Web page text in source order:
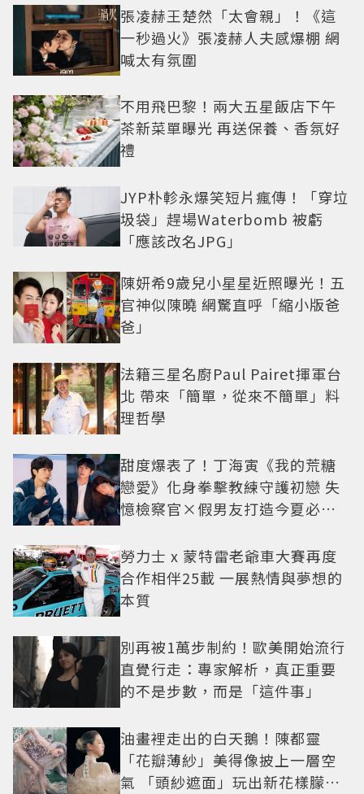
張凌赫王楚然「太會親」！《這
一秒過火》張凌赫人夫感爆棚 網
喊太有氛圍
不用飛巴黎！兩大五星飯店下午
茶新菜單曝光 再送保養、香氛好
禮
JYP朴軫永爆笑短片瘋傳！「穿垃
圾袋」趕場Waterbomb 被虧
「應該改名JPG」
陳妍希9歲兒小星星近照曝光！五
官神似陳曉 網驚直呼「縮小版爸
爸」
法籍三星名廚Paul Pairet揮軍台
北 帶來「簡單，從來不簡單」料
理哲學
甜度爆表了！丁海寅《我的荒糖
戀愛》化身拳擊教練守護初戀 失
憶檢察官×假男友打造今夏必看
勞力士 x 蒙特雷老爺車大賽再度
合作相伴25載 一展熱情與夢想的
本質
別再被1萬步制約！歐美開始流行
直覺行走：專家解析，真正重要
的不是步數，而是「這件事」
油畫裡走出的白天鵝！陳都靈
「花瓣薄紗」美得像披上一層空
氣 「頭紗遮面」玩出新花樣朦朧